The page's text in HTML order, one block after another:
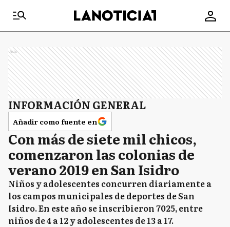
Ads
INFORMACIÓN GENERAL
Añadir como fuente en
Con más de siete mil chicos,
comenzaron las colonias de
verano 2019 en San Isidro
Niños y adolescentes concurren diariamente a
los campos municipales de deportes de San
Isidro. En este año se inscribieron 7025, entre
niños de 4 a 12 y adolescentes de 13 a 17.